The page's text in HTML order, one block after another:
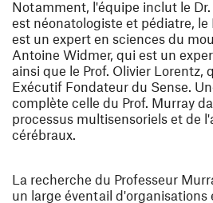
Notamment, l'équipe inclut le
est néonatologiste et pédiatre, le
est un expert en sciences du
Antoine Widmer, qui est un
ainsi que le Prof. Olivier Lorentz,
Exécutif Fondateur du Sense.
complète celle du Prof. Murray
processus multisensoriels et de
cérébraux.
La recherche du Professeur
un large éventail d'organisations